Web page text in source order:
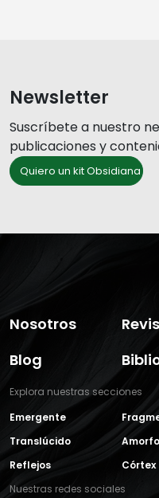
Newsletter
Suscríbete a nuestro
publicaciones y
Quiero un kit Obsidiana
Nosotros
Blog
Explora nuestras secciones
Emergente
Translúcido
Amorfo
Reflejos
Córtex
Nuestras redes sociales